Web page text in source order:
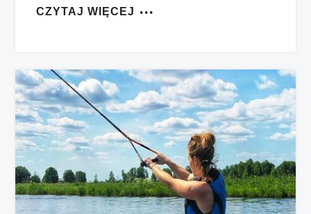
CZYTAJ WIĘCEJ